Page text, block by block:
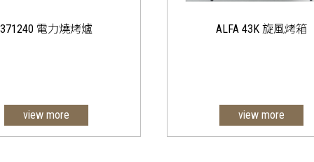
371240 電力燒烤爐
view more
ALFA 43K 旋風烤箱
專業對流烤箱，4個
435x320mm
view more